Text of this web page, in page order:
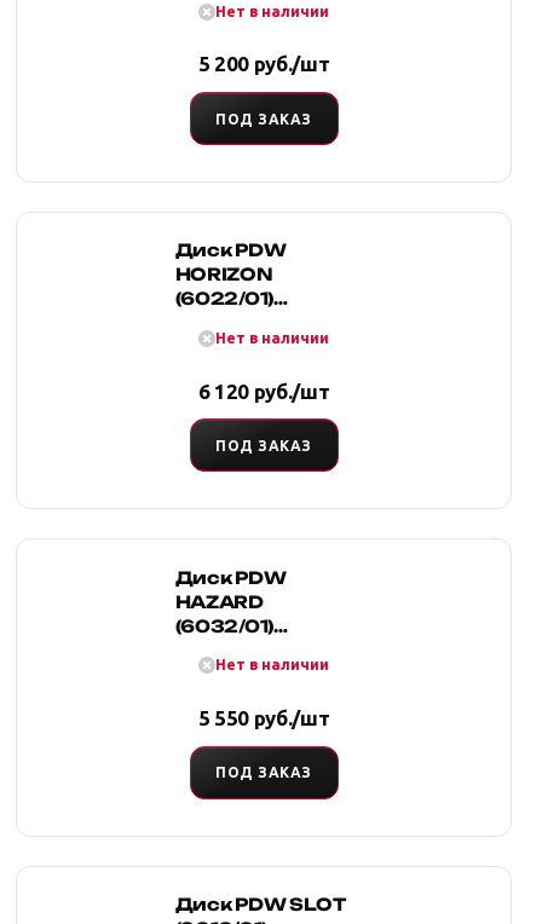
Нет в наличии
5 200 руб./шт
ПОД ЗАКАЗ
Диск PDW
HORIZON
(6022/01)
D67.1 ET 38
Нет в наличии
6 120 руб./шт
ПОД ЗАКАЗ
Диск PDW
HAZARD
(6032/01)
D110.5 ET10
Нет в наличии
5 550 руб./шт
ПОД ЗАКАЗ
Диск PDW SLOT